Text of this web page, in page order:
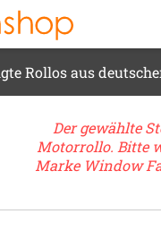
GARTEN &
Rollos aus
Der gewählte
Motor­rollo. Bitte
Marke Window